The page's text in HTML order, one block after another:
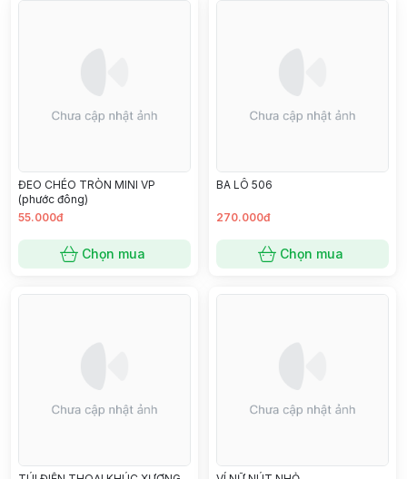
ĐEO CHÉO TRÒN MINI VP
(phước đông)
55.000đ
Chọn mua
BA LÔ 506
270.000đ
Chọn mua